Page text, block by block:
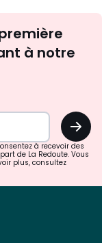
à notre
OK
à recevoir des
de La Redoute. Vous
plus, consultez